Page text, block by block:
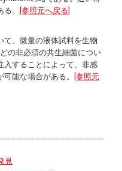
。
[参照元へ戻る]
て、微量の液体試料を生物
の非必須の共生細菌につい
入することによって、非感
能な場合がある。
[参照元
見